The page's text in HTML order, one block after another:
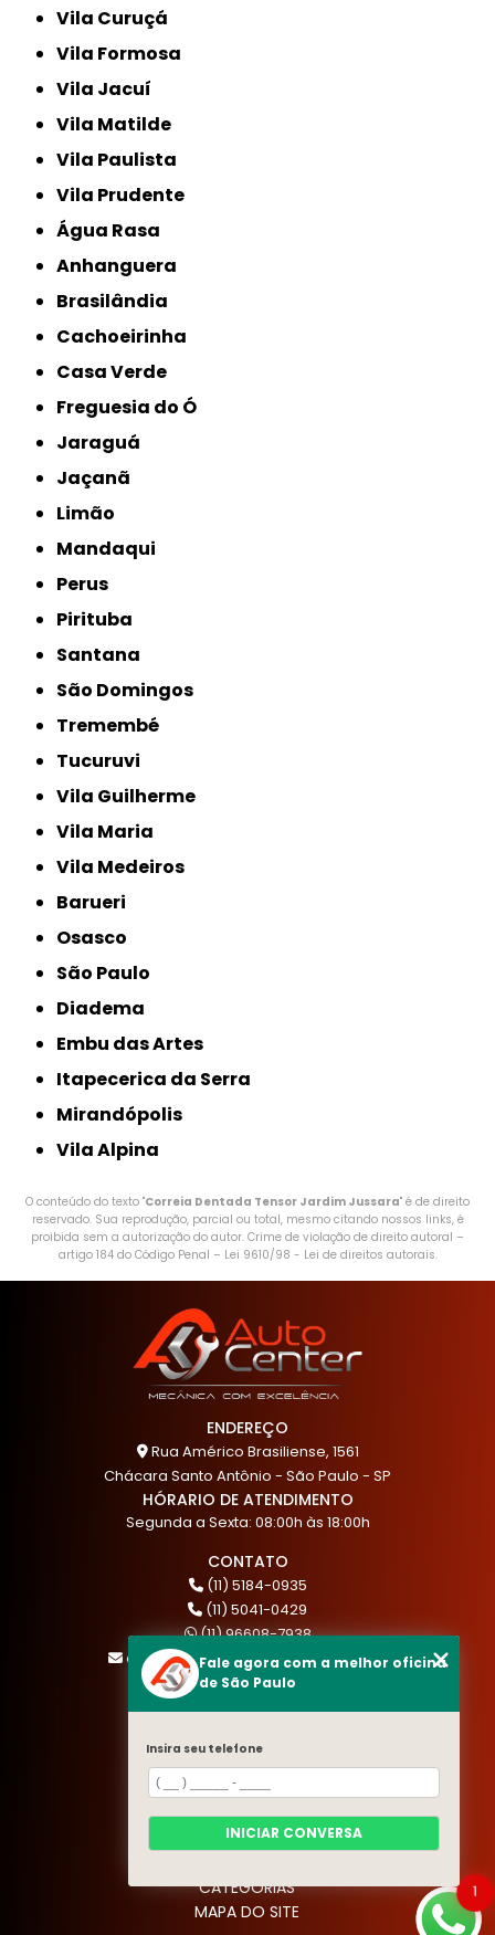
Vila Curuçá
Vila Formosa
Vila Jacuí
Vila Matilde
Vila Paulista
Vila Prudente
Água Rasa
Anhanguera
Brasilândia
Cachoeirinha
Casa Verde
Freguesia do Ó
Jaraguá
Jaçanã
Limão
Mandaqui
Perus
Pirituba
Santana
São Domingos
Tremembé
Tucuruvi
Vila Guilherme
Vila Maria
Vila Medeiros
Barueri
Osasco
São Paulo
Diadema
Embu das Artes
Itapecerica da Serra
Mirandópolis
Vila Alpina
O conteúdo do texto "Correia Dentada Tensor Jardim Jussara" é de direito
reservado. Sua reprodução, parcial ou total, mesmo citando nossos links, é
proibida sem a autorização do autor. Crime de violação de direito autoral –
artigo 184 do Código Penal – Lei 9610/98 - Lei de direitos autorais.
ENDEREÇO
Rua Américo Brasiliense, 1561
Chácara Santo Antônio - São Paulo - SP
HÓRARIO DE ATENDIMENTO
Segunda a Sexta: 08:00h às 18:00h
CONTATO
(11) 5184-0935
(11) 5041-0429
(11) 96608-7938
atendimento@akautocenter.com.br
MENU
HOME
QUEM SOMOS
SERVIÇOS
BLOG
CATEGORIAS
MAPA DO SITE
1
Fale agora com a melhor oficina
de São Paulo
Insira seu telefone
INICIAR CONVERSA